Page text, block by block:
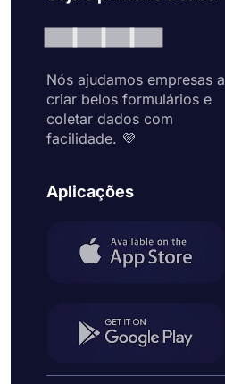
Nós ajudamos empresas a
criar belos formulários e
coletar dados com
facilidade. 💜
Aplicações